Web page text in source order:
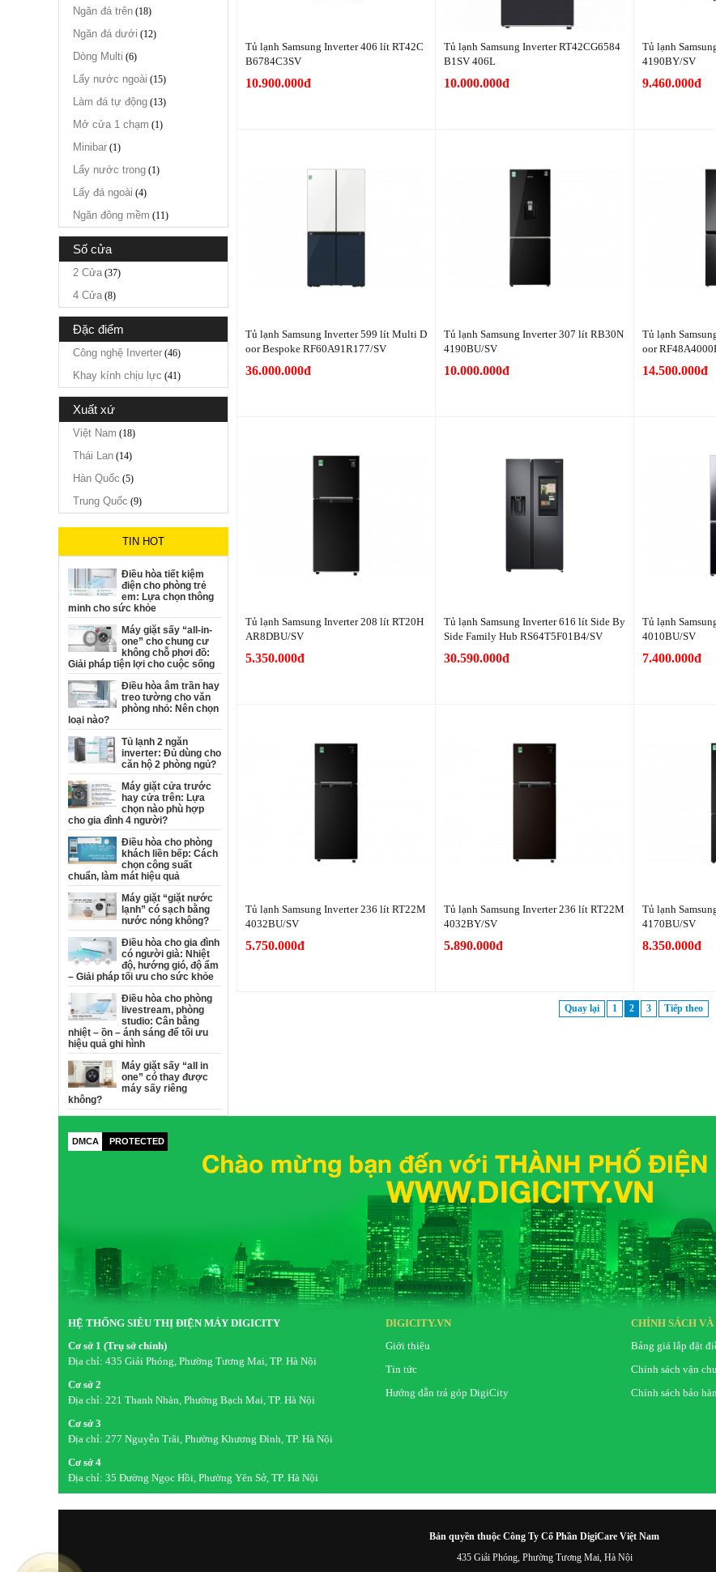
Ngăn đá trên (18)
Ngăn đá dưới (12)
Dòng Multi (6)
Lấy nước ngoài (15)
Làm đá tự động (13)
Mở cửa 1 chạm (1)
Minibar (1)
Lấy nước trong (1)
Lấy đá ngoài (4)
Ngăn đông mềm (11)
số cửa
2 Cửa (37)
4 Cửa (8)
đặc điểm
Công nghệ Inverter (46)
Khay kính chịu lực (41)
xuất xứ
Việt Nam (18)
Thái Lan (14)
Hàn Quốc (5)
Trung Quốc (9)
TIN HOT
Điều hòa tiết kiệm
điện cho phòng trẻ
em: Lựa chọn thông
minh cho sức khỏe
Máy giặt sấy “all-in-
one” cho chung cư
không chỗ phơi đồ:
Giải pháp tiện lợi cho cuộc sống
Điều hòa âm trần hay
treo tường cho văn
phòng nhỏ: Nên chọn
loại nào?
Tủ lạnh 2 ngăn
inverter: Đủ dùng cho
căn hộ 2 phòng ngủ?
Máy giặt cửa trước
hay cửa trên: Lựa
chọn nào phù hợp
cho gia đình 4 người?
Điều hòa cho phòng
khách liền bếp: Cách
chọn công suất
chuẩn, làm mát hiệu quả
Máy giặt “giặt nước
lạnh” có sạch bằng
nước nóng không?
Điều hòa cho gia đình
có người già: Nhiệt
độ, hướng gió, độ ẩm
– Giải pháp tối ưu cho sức khỏe
Điều hòa cho phòng
livestream, phòng
studio: Cân bằng
nhiệt – ồn – ánh sáng để tối ưu
hiệu quả ghi hình
Máy giặt sấy “all in
one” có thay được
máy sấy riêng
không?
Tủ lạnh Samsung Inverter 406 lít RT42C
B6784C3SV
10.900.000đ
Tủ lạnh Samsung Inverter RT42CG6584
B1SV 406L
10.000.000đ
Tủ lạnh
4190BY/SV
9.460.000đ
Tủ lạnh Samsung Inverter 599 lít Multi D
oor Bespoke RF60A91R177/SV
36.000.000đ
Tủ lạnh Samsung Inverter 307 lít RB30N
4190BU/SV
10.000.000đ
Tủ lạnh
oor
14.500.000đ
Tủ lạnh Samsung Inverter 208 lít RT20H
AR8DBU/SV
5.350.000đ
Tủ lạnh Samsung Inverter 616 lít Side By
Side Family Hub RS64T5F01B4/SV
30.590.000đ
Tủ lạnh
4010BU/SV
7.400.000đ
Tủ lạnh Samsung Inverter 236 lít RT22M
4032BU/SV
5.750.000đ
Tủ lạnh Samsung Inverter 236 lít RT22M
4032BY/SV
5.890.000đ
Tủ lạnh
4170BU/SV
8.350.000đ
Quay lại 1 2 3 Tiếp theo
DMCA PROTECTED
HỆ THỐNG SIÊU THỊ ĐIỆN MÁY DIGICITY
Cơ sở 1 (Trụ sở chính)
Địa chỉ: 435 Giải Phóng, Phường Tương Mai, TP. Hà Nội
Cơ sở 2
Địa chỉ: 221 Thanh Nhàn, Phường Bạch Mai, TP. Hà Nội
Cơ sở 3
Địa chỉ: 277 Nguyễn Trãi, Phường Khương Đình, TP. Hà Nội
Cơ sở 4
Địa chỉ: 35 Đường Ngọc Hồi, Phường Yên Sở, TP. Hà Nội
DIGICITY.VN
Giới thiệu
Tin tức
Hướng dẫn trả góp DigiCity
CHÍNH SÁCH
Bảng giá lắp đặt
Chính sách vận
Chính sách bảo
Bản quyền thuộc Công Ty Cổ Phần DigiCare Việt Nam
435 Giải Phóng, Phường Tương Mai, Hà Nội